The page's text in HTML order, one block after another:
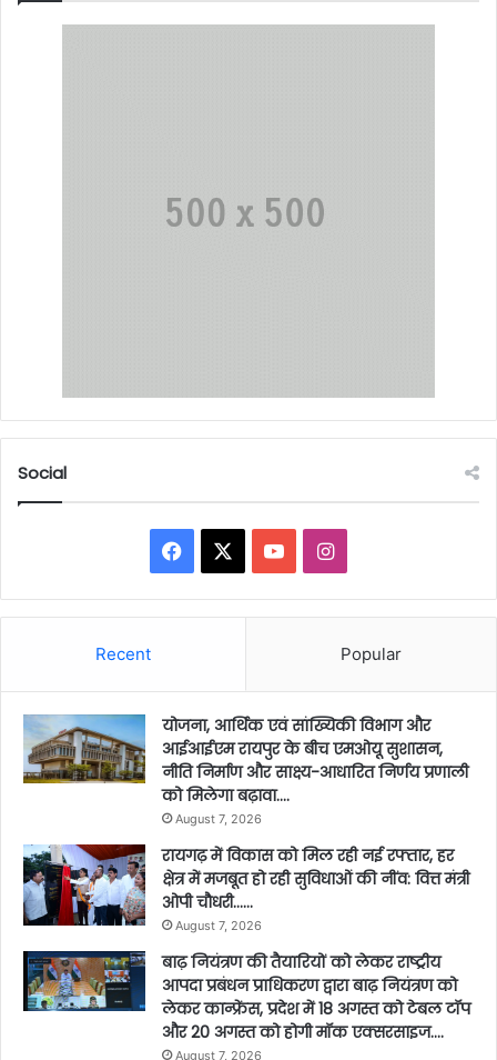
Social
Facebook YouTubeInstagram
Recent Popular
योजना, आर्थिक एवं सांख्यिकी विभाग और
आईआईएम रायपुर के बीच एमओयू सुशासन,
नीति निर्माण और साक्ष्य-आधारित निर्णय प्रणाली
को मिलेगा बढ़ावा….
August 7, 2026
रायगढ़ में विकास को मिल रही नई रफ्तार, हर
क्षेत्र में मजबूत हो रही सुविधाओं की नींव: वित्त मंत्री
ओपी चौधरी……
August 7, 2026
बाढ़ नियंत्रण की तैयारियों को लेकर राष्ट्रीय
आपदा प्रबंधन प्राधिकरण द्वारा बाढ़ नियंत्रण को
लेकर कान्फ्रेंस, प्रदेश में 18 अगस्त को टेबल टॉप
और 20 अगस्त को होगी मॉक एक्सरसाइज….
August 7, 2026